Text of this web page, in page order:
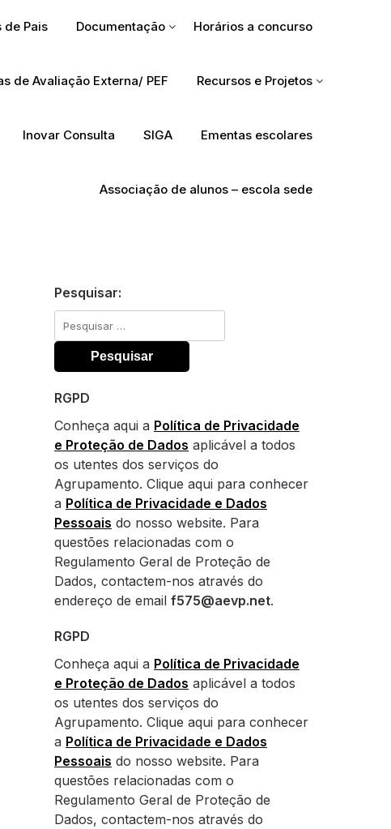
de Pais Documentação Horários a concurso
de Avaliação Externa/ PEF Recursos e Projetos
Inovar Consulta SIGA Ementas escolares
Associação de alunos – escola sede
Pesquisar:
Pesquisar
por:
RGPD
Conheça aqui a Política de Privacidade
e Proteção de Dados aplicável a todos
os utentes dos serviços do
Agrupamento. Clique aqui para conhecer
a Política de Privacidade e Dados
Pessoais do nosso website. Para
questões relacionadas com o
Regulamento Geral de Proteção de
Dados, contactem-nos através do
endereço de email f575@aevp.net.
RGPD
Conheça aqui a Política de Privacidade
e Proteção de Dados aplicável a todos
os utentes dos serviços do
Agrupamento. Clique aqui para conhecer
a Política de Privacidade e Dados
Pessoais do nosso website. Para
questões relacionadas com o
Regulamento Geral de Proteção de
Dados, contactem-nos através do